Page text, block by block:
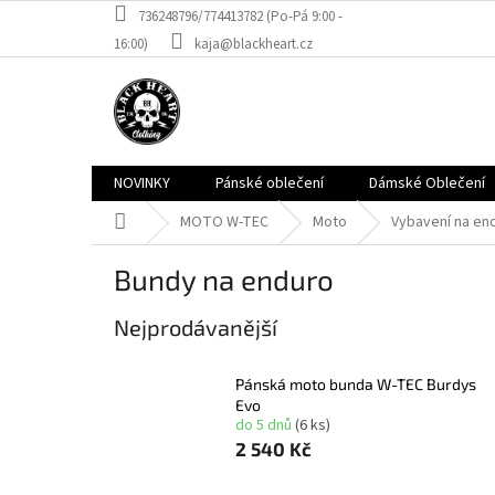
obsah
736248796/774413782 (Po-Pá 9:00 -
16:00)
kaja@blackheart.cz
NOVINKY Pánské oblečení Dámské Oblečení
Domů MOTO W-TEC Moto Vybavení na
Bundy na enduro
Nejprodávanější
Pánská moto bunda W-TEC Burdys
Evo
do 5 dnů (6 ks)
2 540 Kč